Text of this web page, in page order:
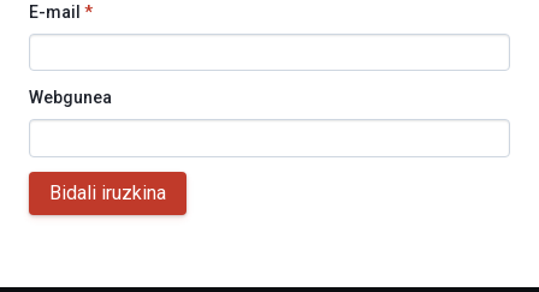
E-mail *
Webgunea
Bidali iruzkina